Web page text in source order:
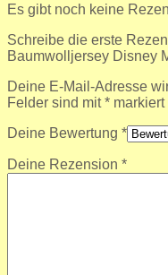
Es gibt noch keine
Schreibe die erste
Baumwolljersey Disney
Deine E-Mail-Adresse
Felder sind mit* markiert
Deine Bewertung *
Deine Rezension *